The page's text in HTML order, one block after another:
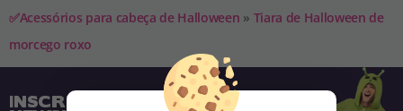
✅Acessórios para cabeça de Halloween » Tiara de Halloween de
morcego roxo
INSCREVA-SE NA NOSSA